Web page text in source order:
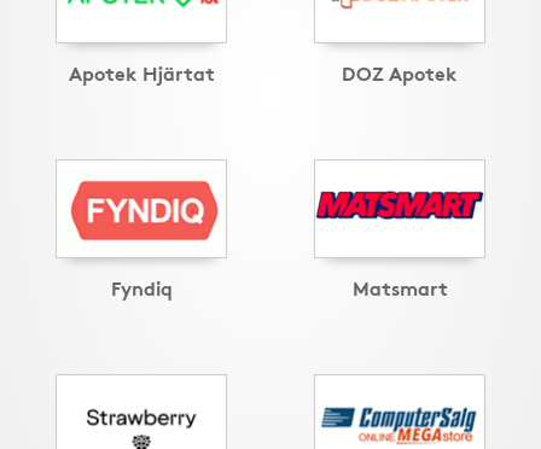
Apotek Hjärtat DOZ Apotek
Fyndiq Matsmart